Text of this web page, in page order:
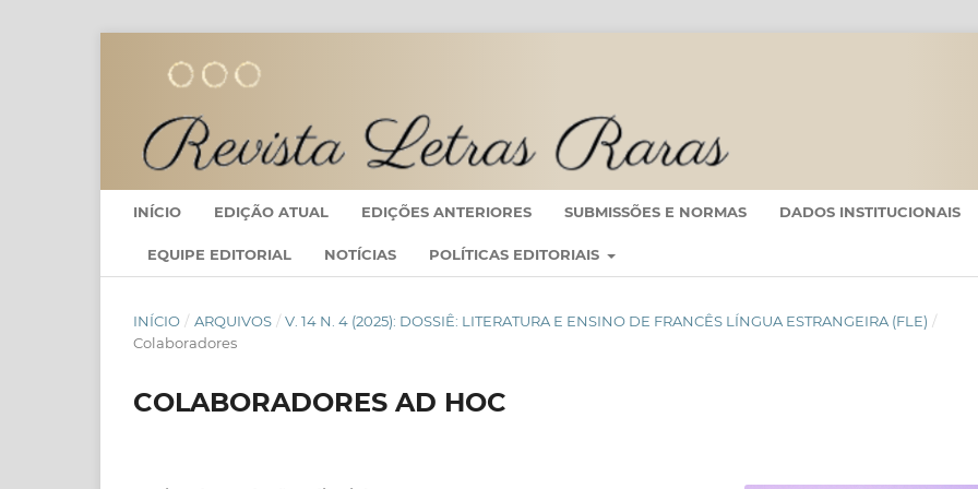
INÍCIO EDIÇÃO ATUAL EDIÇÕES ANTERIORES SUBMISSÕES E NORMAS DADOS INSTITUCIONAIS
EQUIPE EDITORIAL NOTÍCIAS POLÍTICAS EDITORIAIS
INÍCIO / ARQUIVOS / V. 14 N. 4 (2025): DOSSIÊ: LITERATURA E ENSINO DE FRANCÊS LÍNGUA ESTRANGEIRA (FLE) /
Colaboradores
COLABORADORES AD HOC